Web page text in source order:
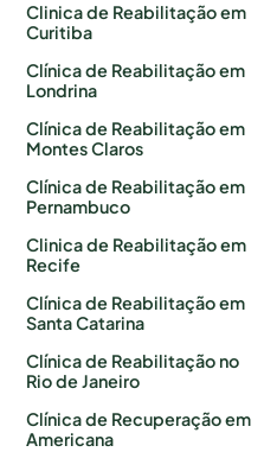
Clinica de Reabilitação em
Curitiba
Clínica de Reabilitação em
Londrina
Clínica de Reabilitação em
Montes Claros
Clínica de Reabilitação em
Pernambuco
Clinica de Reabilitação em
Recife
Clínica de Reabilitação em
Santa Catarina
Clínica de Reabilitação no
Rio de Janeiro
Clínica de Recuperação em
Americana